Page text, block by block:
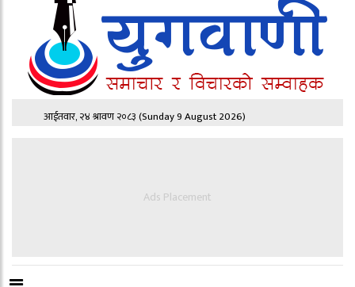
आईतवार, २४ श्रावण २०८३(Sunday 9 August 2026)
Ads Placement